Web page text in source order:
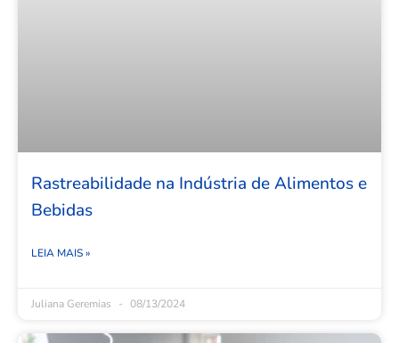
Rastreabilidade na Indústria de Alimentos e
Bebidas
LEIA MAIS »
Juliana Geremias 08/13/2024